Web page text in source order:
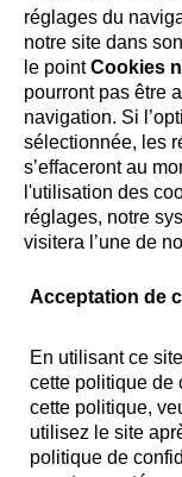
réglages du
notre site dans
le pointCookies
pourront pas être
navigation. Si
sélectionnée, les
s’effaceront au
l'utilisation des
réglages, notre
visitera l’une de
Acceptation de
En utilisant ce
cette politique de
cette politique,
utilisez le site
politique de